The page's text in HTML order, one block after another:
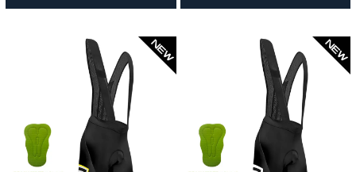
produit
plusieurs
variations.
Les
options
peuvent
choisies
sur
produit
plusieurs
variations.
Les
options
peuvent
choisies
sur